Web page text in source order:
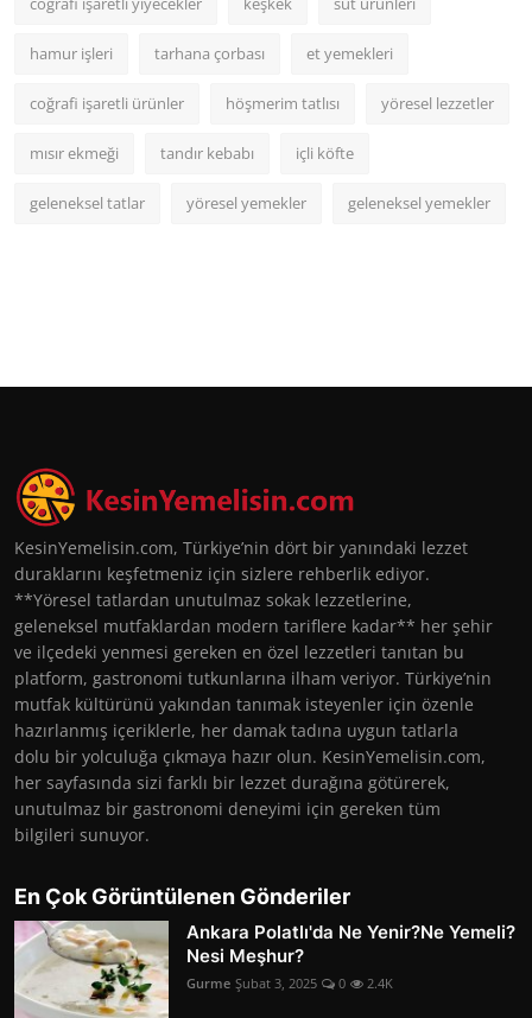
hamur işleri tarhana çorbası et yemekleri
coğrafi işaretli ürünler höşmerim tatlısı yöresel lezzetler
mısır ekmeği tandır kebabı içli köfte
geleneksel tatlar yöresel yemekler geleneksel yemekler
KesinYemelisin.com, Türkiye’nin dört bir yanındaki lezzet
duraklarını keşfetmeniz için sizlere rehberlik ediyor.
**Yöresel tatlardan unutulmaz sokak lezzetlerine,
geleneksel mutfaklardan modern tariflere kadar** her şehir
ve ilçedeki yenmesi gereken en özel lezzetleri tanıtan bu
platform, gastronomi tutkunlarına ilham veriyor. Türkiye’nin
mutfak kültürünü yakından tanımak isteyenler için özenle
hazırlanmış içeriklerle, her damak tadına uygun tatlarla
dolu bir yolculuğa çıkmaya hazır olun. KesinYemelisin.com,
her sayfasında sizi farklı bir lezzet durağına götürerek,
unutulmaz bir gastronomi deneyimi için gereken tüm
bilgileri sunuyor.
En Çok Görüntülenen Gönderiler
Ankara Polatlı'da Ne Yenir?Ne Yemeli?
Nesi Meşhur?
Gurme Şubat 3, 2025 0 2.4K